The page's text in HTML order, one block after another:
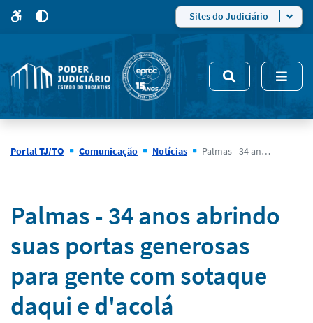
site
5
modo
de
alto
Sites do Judiciário
Portal TJ/TO Comunicação Notícias Palmas - 34 anos abrindo suas portas generosas para gente com sotaque daqui e d'acolá
Notícias
Palmas - 34 anos abrindo
suas portas generosas
para gente com sotaque
daqui e d'acolá